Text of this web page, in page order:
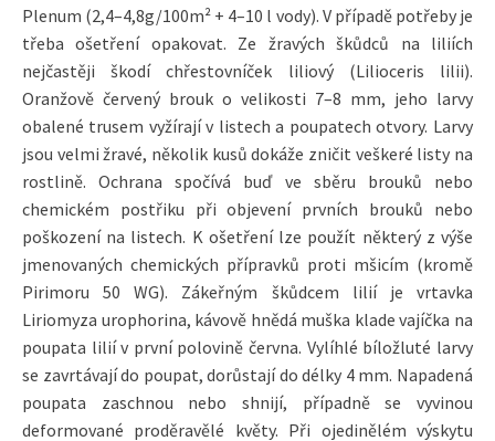
Plenum (2,4–4,8g/100m² + 4–10 l vody). V případě potřeby je
třeba ošetření opakovat. Ze žravých škůdců na liliích
nejčastěji škodí chřestovníček liliový (Lilioceris lilii).
Oranžově červený brouk o velikosti 7–8 mm, jeho larvy
obalené trusem vyžírají v listech a poupatech otvory. Larvy
jsou velmi žravé, několik kusů dokáže zničit veškeré listy na
rostlině. Ochrana spočívá buď ve sběru brouků nebo
chemickém postřiku při objevení prvních brouků nebo
poškození na listech. K ošetření lze použít některý z výše
jmenovaných chemických přípravků proti mšicím (kromě
Pirimoru 50 WG). Zákeřným škůdcem lilií je vrtavka
Liriomyza urophorina, kávově hnědá muška klade vajíčka na
poupata lilií v první polovině června. Vylíhlé bíložluté larvy
se zavrtávají do poupat, dorůstají do délky 4 mm. Napadená
poupata zaschnou nebo shnijí, případně se vyvinou
deformované proděravělé květy. Při ojedinělém výskytu